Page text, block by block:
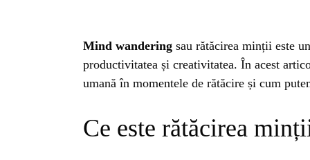
Mind wandering sau rătăcirea minții este
productivitatea și creativitatea. În acest
umană în momentele de rătăcire și cum
Ce este rătăcirea